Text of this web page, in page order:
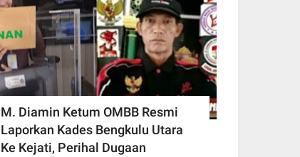
M. Diamin Ketum OMBB Resmi
Laporkan Kades Bengkulu Utara
Ke Kejati, Perihal Dugaan